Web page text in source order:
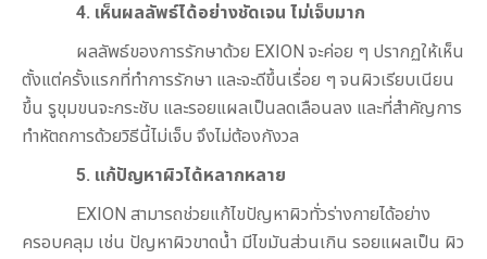
4. เห็นผลลัพธ์ได้อย่างชัดเจน ไม่เจ็บมาก
ผลลัพธ์ของการรักษาด้วย EXION จะค่อย ๆ ปรากฏให้เห็น
ตั้งแต่ครั้งแรกที่ทำการรักษา และจะดีขึ้นเรื่อย ๆ จนผิวเรียบเนียน
ขึ้น รูขุมขนจะกระชับ และรอยแผลเป็นลดเลือนลง และที่สำคัญการ
ทำหัตถการด้วยวิธีนี้ไม่เจ็บ จึงไม่ต้องกังวล
5. แก้ปัญหาผิวได้หลากหลาย
EXION สามารถช่วยแก้ไขปัญหาผิวทั่วร่างกายได้อย่าง
ครอบคลุม เช่น ปัญหาผิวขาดน้ำ มีไขมันส่วนเกิน รอยแผลเป็น ผิว